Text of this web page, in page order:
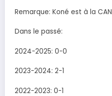
Remarque: Koné est à la CAN
Dans le passé:
2024-2025: 0-0
2023-2024: 2-1
2022-2023: 0-1